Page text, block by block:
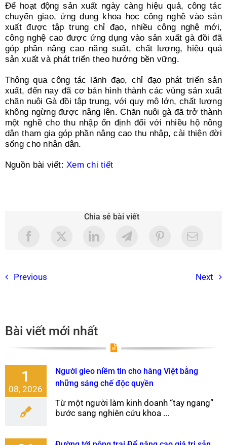
Để hoạt động sản xuất ngày càng hiệu quả, công tác
chuyển giao, ứng dụng khoa học công nghệ vào sản
xuất được tập trung chỉ đạo, nhiều công nghệ mới,
công nghệ cao được ứng dụng vào sản xuất gà đồi đã
góp phần nâng cao năng suất, chất lượng, hiệu quả
sản xuất và phát triển theo hướng bền vững.
Thông qua công tác lãnh đạo, chỉ đạo phát triển sản
xuất, đến nay đã cơ bản hình thành các vùng sản xuất
chăn nuôi Gà đồi tập trung, với quy mô lớn, chất lượng
không ngừng được nâng lên. Chăn nuôi gà đã trở thành
một nghề cho thu nhập ổn định đối với nhiều hộ nông
dân tham gia góp phần nâng cao thu nhập, cải thiện đời
sống cho nhân dân.
Nguồn bài viết: Xem chi tiết
Chia sẻ bài viết
Previous Next
Bài viết mới nhất
1
08, 2026
Người gieo niềm tin cho hàng Việt bằng
những sáng chế độc quyền
Từ một người làm kinh doanh “tay ngang”
bước sang nghiên cứu khoa ...